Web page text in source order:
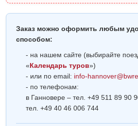
Заказ можно оформить любым
способом:
- на нашем сайте (выбирайте
«Календарь туров»)
- или по email: info-
- по телефонам:
в Ганновере – тел. +49 511 89 90
тел. +49 40 46 006 744